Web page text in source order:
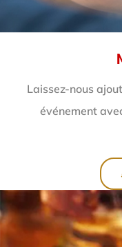
Laissez-nous
événement